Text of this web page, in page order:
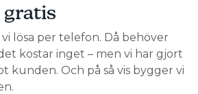
Bratt säger sig vara lite
det som gått bra. Men han
till att uppmuntra till
från installationer.
lösa per telefon. Då behöver
kostar inget – men vi har gjort
kunden. Och på så vis bygger vi